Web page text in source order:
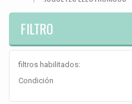
FILTRO
filtros habilitados:
Condición